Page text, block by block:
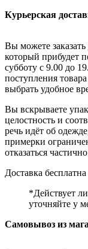
Курьерская
Вы можете
который прибудет
субботу с 9.00 до
поступления
выбрать удобное
Вы вскрываете
целостность и
речь идёт об
примерки
отказаться
Доставка
*Действует
уточняйте у
Самовывоз из